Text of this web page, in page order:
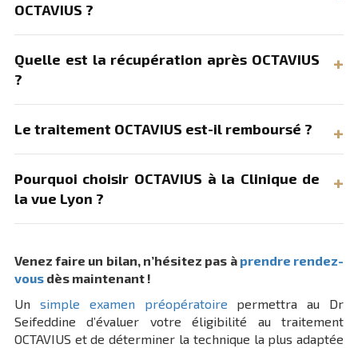
OCTAVIUS ?
Quelle est la récupération après OCTAVIUS
?
Le traitement OCTAVIUS est-il remboursé ?
Pourquoi choisir OCTAVIUS à la Clinique de
la vue Lyon ?
Venez faire un bilan, n’hésitez pas à prendre rendez-
vousdès maintenant !
Un simple examen préopératoire permettra au Dr
Seifeddine d’évaluer votre éligibilité au traitement
OCTAVIUS et de déterminer la technique la plus adaptée